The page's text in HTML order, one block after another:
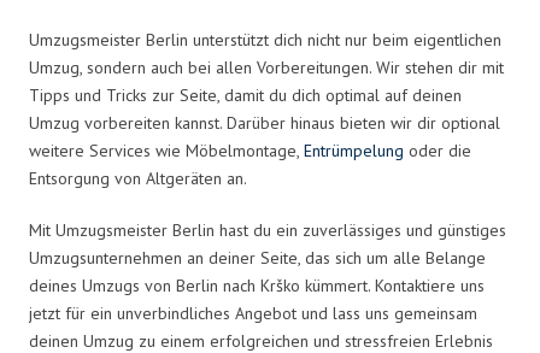
Umzugsmeister Berlin unterstützt dich nicht nur beim eigentlichen
Umzug, sondern auch bei allen Vorbereitungen. Wir stehen dir mit
Tipps und Tricks zur Seite, damit du dich optimal auf deinen
Umzug vorbereiten kannst. Darüber hinaus bieten wir dir optional
weitere Services wie Möbelmontage, Entrümpelung oder die
Entsorgung von Altgeräten an.
Mit Umzugsmeister Berlin hast du ein zuverlässiges und günstiges
Umzugsunternehmen an deiner Seite, das sich um alle Belange
deines Umzugs von Berlin nach Krško kümmert. Kontaktiere uns
jetzt für ein unverbindliches Angebot und lass uns gemeinsam
deinen Umzug zu einem erfolgreichen und stressfreien Erlebnis